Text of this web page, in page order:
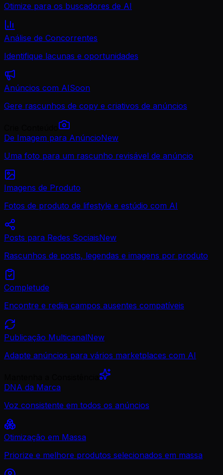
Otimize para os buscadores de AI
Análise de Concorrentes
Identifique lacunas e oportunidades
Anúncios com AISoon
Gere rascunhos de copy e criativos de anúncios
De Imagem para AnúncioNew
Uma foto para um rascunho revisável de anúncio
Imagens de Produto
Fotos de produto de lifestyle e estúdio com AI
Posts para Redes SociaisNew
Rascunhos de posts, legendas e imagens por produto
Completude
Encontre e redija campos ausentes compatíveis
Publicação MulticanalNew
Adapte anúncios para vários marketplaces com AI
DNA da Marca
Voz consistente em todos os anúncios
Otimização em Massa
Priorize e melhore produtos selecionados em massa